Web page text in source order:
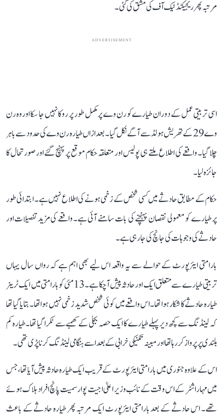
مرتبہ پھر ریجیکٹڈ ٹیک آف کی مشق کی گئی۔
ADVERTISEMENT
اسی تربیتی عمل کے دوران طیارے کو رن وے پر مکمل طور پر روکا نہیں جا سکا اور وہ رن
وے 29 کے تھریش ہولڈ سے آگے نکل گیا۔ بعد ازاں طیارہ رن وے کی حدود سے باہر
چلا گیا۔ واقعے کی اطلاع ملتے ہی پولیس اور متعلقہ حکام موقع پر پہنچ گئے اور صورتحال کا
جائزہ لیا۔
حکام کے مطابق حادثے میں کسی شخص کے زخمی ہونے کی اطلاع نہیں ہے۔ ابتدائی طور
پر طیارے کو معمولی نقصان پہنچنے کی بات سامنے آئی ہے۔ واقعے کی مزید تفصیلات اور
حادثے کی وجوہات کی جانچ کی جا رہی ہے۔
بارامتی ایئرپورٹ کے حوالے سے یہ واقعہ اس لیے بھی اہم ہے کہ رواں سال یہاں
تربیتی طیارے سے متعلق ایک اور حادثہ پیش آ چکا ہے۔ 13 مئی کو بارامتی میں ایک ٹرینر
طیارہ حادثے کا شکار ہوا تھا۔ اس واقعے میں کوئی شخص شدید زخمی نہیں ہوا تھا۔ بتایا گیا تھا
کہ لینڈنگ سے کچھ دیر پہلے طیارے کا ایک حصہ بجلی کے کھمبے سے ٹکرا گیا تھا۔ طیارہ کم
بلندی پر پرواز کر رہا تھا اور مبینہ تکنیکی خرابی کے بعد اسے ہنگامی لینڈنگ کرنا پڑی تھی۔
اس کے علاوہ جنوری میں بارامتی ایئرپورٹ کے قریب ایک طیارہ حادثہ پیش آیا تھا، جس
میں مہاراشٹر کے اس وقت کے نائب وزیر اعلیٰ اجیت پوار سمیت پانچ افراد ہلاک ہوئے
تھے۔ اس حادثے کے بعد بارامتی ایئرپورٹ ایک مرتبہ پھر طیارہ حادثے کے باعث